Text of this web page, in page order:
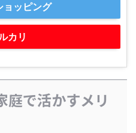
ッピング
カリ
で活かすメリ